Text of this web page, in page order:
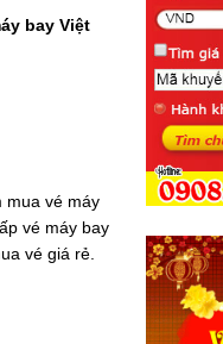
bay Việt
mua vé máy
vé máy bay
vé giá rẻ.